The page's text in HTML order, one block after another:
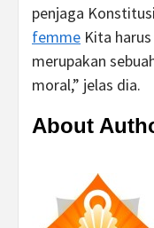
penjaga
femme Kita
merupakan
moral,” jelas dia.
About